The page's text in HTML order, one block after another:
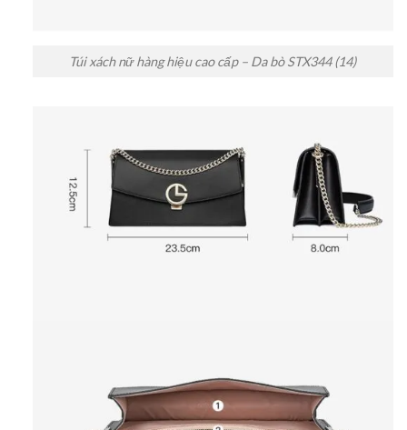
Túi xách nữ hàng hiệu cao cấp – Da bò STX344 (14)